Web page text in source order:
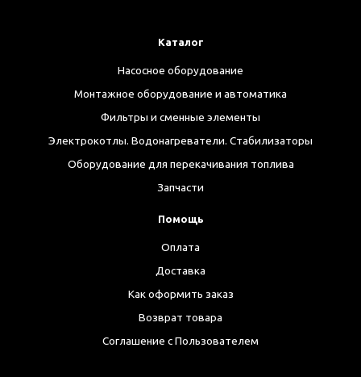
Каталог
Насосное оборудование
Монтажное оборудование и автоматика
Фильтры и сменные элементы
Электрокотлы. Водонагреватели. Стабилизаторы
Оборудование для перекачивания топлива
Запчасти
Помощь
Оплата
Доставка
Как оформить заказ
Возврат товара
Соглашение с Пользователем